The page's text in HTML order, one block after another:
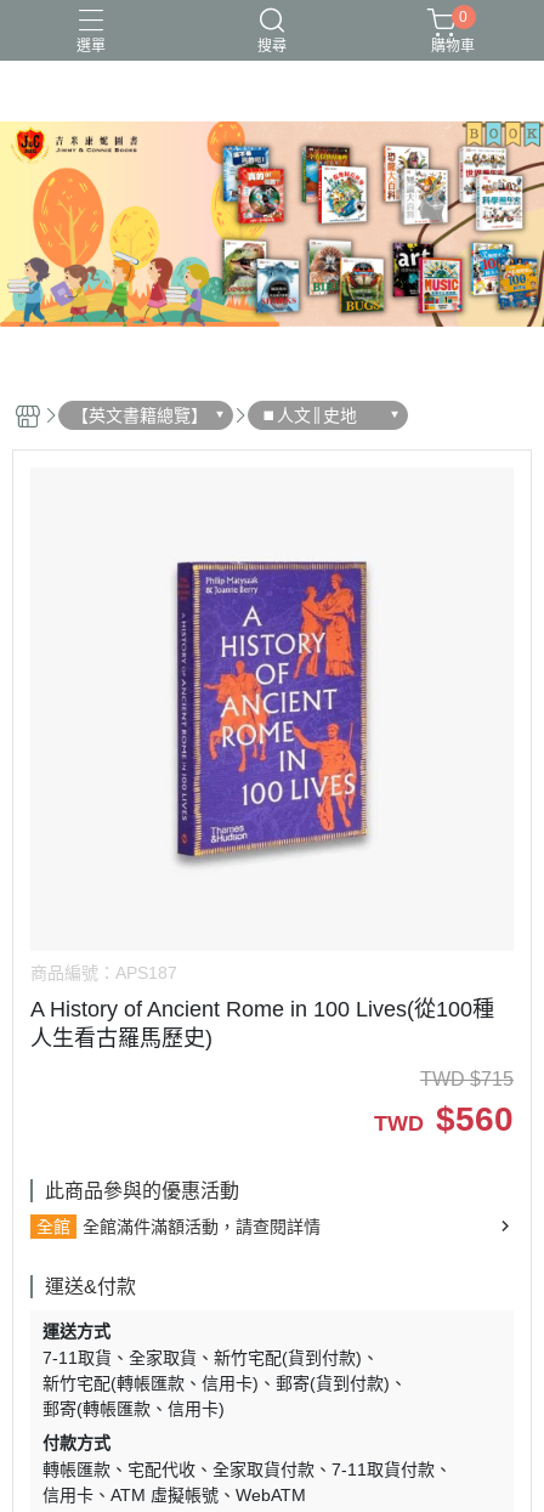
選單 搜尋
0
購物車
【英文書籍總覽】 ⏹︎人文║史地
商品編號： APS187
A History of Ancient Rome in 100 Lives(從100種
人生看古羅馬歷史)
TWD $715
TWD $560
此商品參與的優惠活動
全館 全館滿件滿額活動，請查閱詳情
運送&付款
運送方式
7-11取貨
全家取貨
新竹宅配(貨到付款)
新竹宅配(轉帳匯款、信用卡)
郵寄(貨到付款)
郵寄(轉帳匯款、信用卡)
付款方式
轉帳匯款
宅配代收 全家取貨付款
7-11取貨付款
信用卡
ATM 虛擬帳號 WebATM